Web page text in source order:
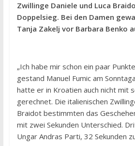
Zwillinge Daniele und Luca
Doppelsieg. Bei den Damen
Tanja Zakelj vor Barbara Benko
„Ich habe mir schon ein paar
gestand Manuel Fumic am
hatte er in Kroatien auch nicht mit
gerechnet. Die italienischen
Braidot bestimmten das
mit zwei Sekunden Unterschied.
Ungar Andras Parti, 32 Sekunden